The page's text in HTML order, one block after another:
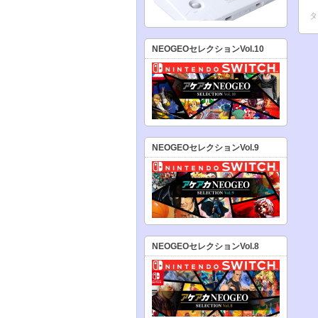
NEOGEOセレクションVol.10
NEOGEOセレクションVol.9
NEOGEOセレクションVol.8